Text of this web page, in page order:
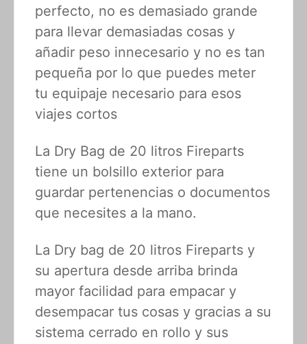
perfecto, no es demasiado grande
para llevar demasiadas cosas y
añadir peso innecesario y no es tan
pequeña por lo que puedes meter
tu equipaje necesario para esos
viajes cortos
La Dry Bag de 20 litros Fireparts
tiene un bolsillo exterior para
guardar pertenencias o documentos
que necesites a la mano.
La Dry bag de 20 litros Fireparts y
su apertura desde arriba brinda
mayor facilidad para empacar y
desempacar tus cosas y gracias a su
sistema cerrado en rollo y sus